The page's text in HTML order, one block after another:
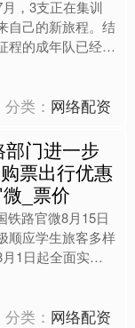
，3支正在集训
自己的新旅程。结
程的成年队已经返
补缺，为第三站
分类： 网络配资
门进一步
票出行优惠
_票价
铁路官微8月15日
顺应学生旅客多样
1日起全面实行
之后，进一步优
....
分类： 网络配资